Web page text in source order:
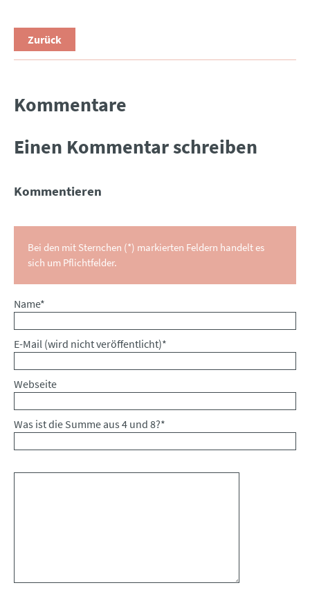
Zurück
Kommentare
Einen Kommentar schreiben
Kommentieren
Bei den mit Sternchen (*) markierten Feldern handelt es
sich um Pflichtfelder.
Pflichtfeld
Name*
Pflichtfeld
E-Mail (wird nicht veröffentlicht)*
Webseite
Was ist die Summe aus 4 und 8?*